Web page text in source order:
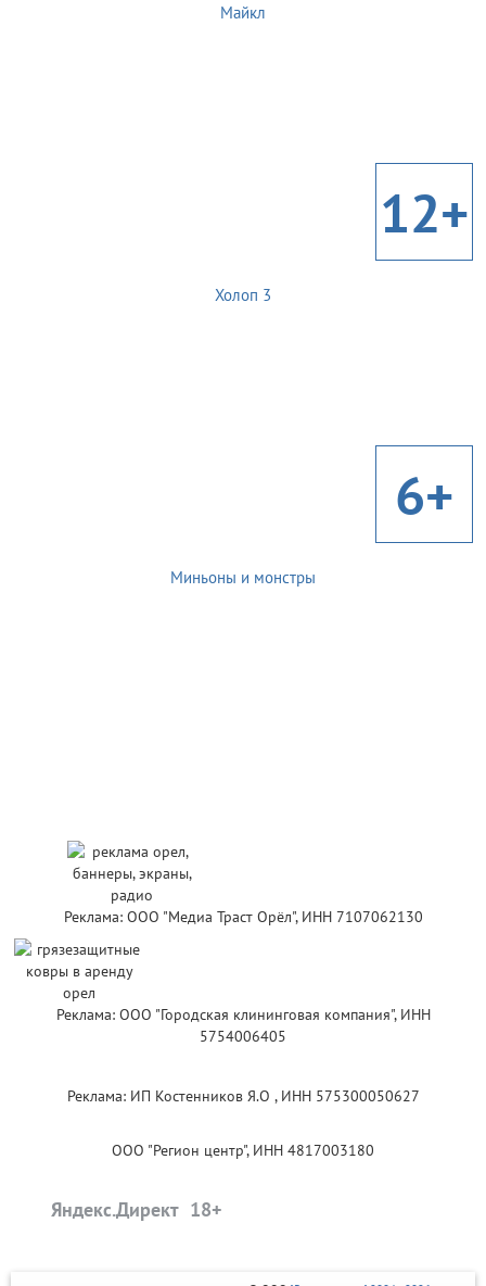
Майкл
12+
Холоп 3
6+
Миньоны и монстры
Реклама: ООО "Медиа Траст Орёл", ИНН 7107062130
Реклама: ООО "Городская клининговая компания", ИНН
5754006405
Реклама: ИП Костенников Я.О , ИНН 575300050627
ООО "Регион центр", ИНН 4817003180
Яндекс.Директ